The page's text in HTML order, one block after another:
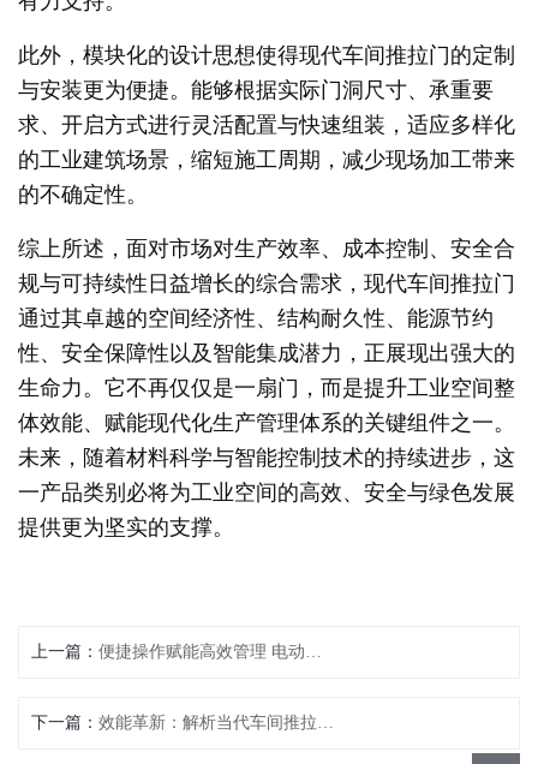
此外，模块化的设计思想使得现代车间推拉门的定制
与安装更为便捷。能够根据实际门洞尺寸、承重要
求、开启方式进行灵活配置与快速组装，适应多样化
的工业建筑场景，缩短施工周期，减少现场加工带来
的不确定性。
综上所述，面对市场对生产效率、成本控制、安全合
规与可持续性日益增长的综合需求，现代车间推拉门
通过其卓越的空间经济性、结构耐久性、能源节约
性、安全保障性以及智能集成潜力，正展现出强大的
生命力。它不再仅仅是一扇门，而是提升工业空间整
体效能、赋能现代化生产管理体系的关键组件之一。
未来，随着材料科学与智能控制技术的持续进步，这
一产品类别必将为工业空间的高效、安全与绿色发展
提供更为坚实的支撑。
上一篇：
下一篇：